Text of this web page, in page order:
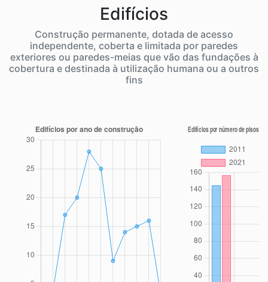
Edifícios
Construção permanente, dotada de acesso
independente, coberta e limitada por paredes
exteriores ou paredes-meias que vão das fundações à
cobertura e destinada à utilização humana ou a outros
fins